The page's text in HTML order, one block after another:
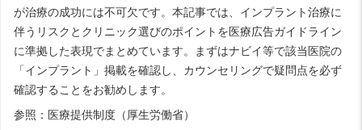
が治療の成功には不可欠です。本記事では、インプラント治療に
伴うリスクとクリニック選びのポイントを医療広告ガイドライン
に準拠した表現でまとめています。まずはナビイ等で該当医院の
「インプラント」掲載を確認し、カウンセリングで疑問点を必ず
確認することをお勧めします。
参照： 医療提供制度（厚生労働省）